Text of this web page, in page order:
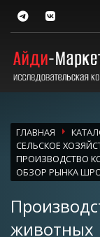
ГЛАВНАЯ
СЕЛЬСКОЕ
ПРОИЗВОДСТВО
ОБЗОР РЫНКА
животных